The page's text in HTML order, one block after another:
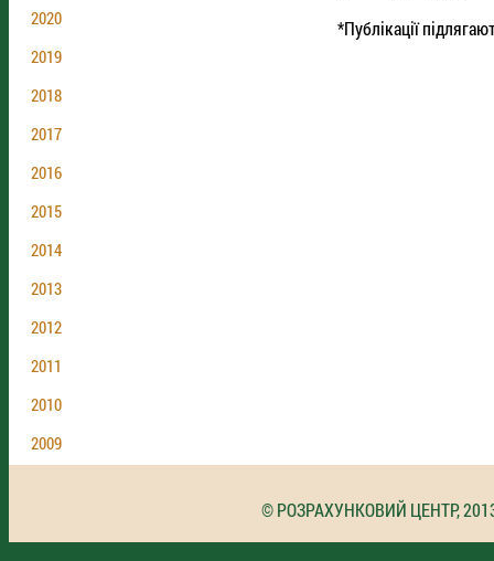
2020
2019
2018
2017
2016
2015
2014
2013
2012
2011
2010
2009
*Публікації
© РОЗРАХУНКОВИЙ ЦЕНТР,